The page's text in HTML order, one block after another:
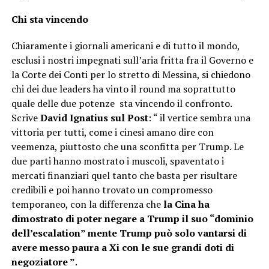
Chi sta vincendo
Chiaramente i giornali americani e di tutto il mondo,
esclusi i nostri impegnati sull’aria fritta fra il Governo e
la Corte dei Conti per lo stretto di Messina, si chiedono
chi dei due leaders ha vinto il round ma soprattutto
quale delle due potenze sta vincendo il confronto.
ScriveDavid Ignatius sul Post: “ il vertice sembra una
vittoria per tutti, come i cinesi amano dire con
veemenza, piuttosto che una sconfitta per Trump. Le
due parti hanno mostrato i muscoli, spaventato i
mercati finanziari quel tanto che basta per risultare
credibili e poi hanno trovato un compromesso
temporaneo, con la differenza che la Cina ha
dimostrato di poter negare a Trump il suo “dominio
dell’escalation” mente Trump può solo vantarsi di
avere messo paura a Xi con le sue grandi doti di
negoziatore ”.